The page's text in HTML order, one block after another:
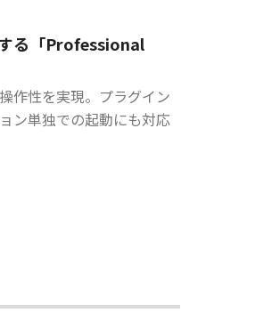
る「Professional
作性を実現。プラグイン
ン単独での起動にも対応